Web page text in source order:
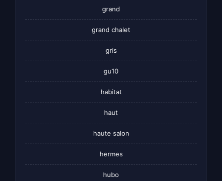
grand
grand chalet
gris
gu10
habitat
haut
haute salon
hermes
hubo